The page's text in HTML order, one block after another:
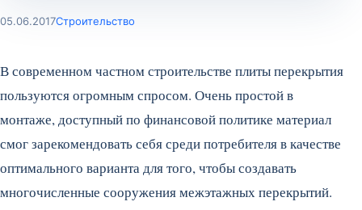
05.06.2017Строительство
В современном частном строительстве плиты перекрытия
пользуются огромным спросом. Очень простой в
монтаже, доступный по финансовой политике материал
смог зарекомендовать себя среди потребителя в качестве
оптимального варианта для того, чтобы создавать
многочисленные сооружения межэтажных перекрытий.